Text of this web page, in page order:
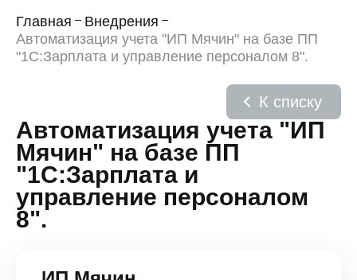
Главная
Внедрения
Автоматизация учета "ИП Мячин" на базе ПП
"1С:Зарплата и управление персоналом 8".
Автоматизация учета "ИП
Мячин" на базе ПП
"1С:Зарплата и
управление персоналом
8".
К списку